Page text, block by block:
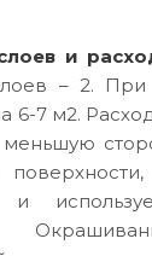
и
– 2.
6-7 м2.
и